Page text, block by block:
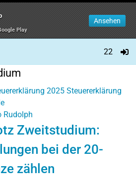
Play
Ansehen
22
2025 Steuererklärung
Rudolph
Zweitstudium:
bei der 20-
zählen